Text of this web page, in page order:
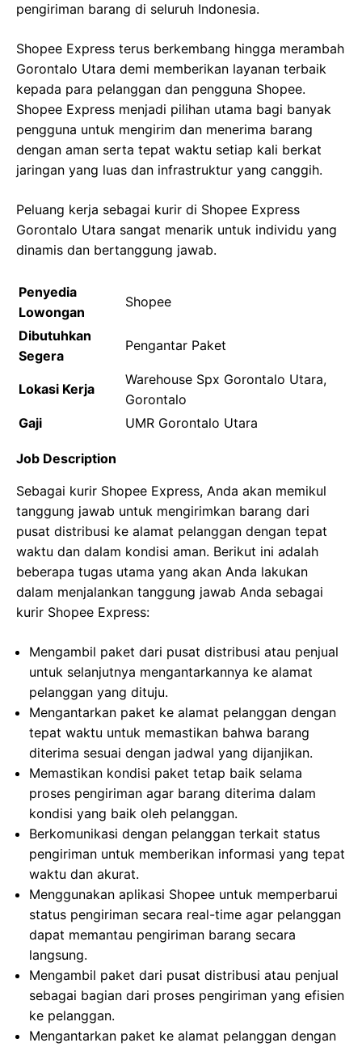
pengiriman barang di seluruh Indonesia.
Shopee Express terus berkembang hingga merambah
Gorontalo Utara demi memberikan layanan terbaik
kepada para pelanggan dan pengguna Shopee.
Shopee Express menjadi pilihan utama bagi banyak
pengguna untuk mengirim dan menerima barang
dengan aman serta tepat waktu setiap kali berkat
jaringan yang luas dan infrastruktur yang canggih.
Peluang kerja sebagai kurir di Shopee Express
Gorontalo Utara sangat menarik untuk individu yang
dinamis dan bertanggung jawab.
Penyedia
Lowongan
Shopee
Dibutuhkan
Segera
Pengantar Paket
Lokasi Kerja
Warehouse Spx Gorontalo Utara,
Gorontalo
Gaji
UMR Gorontalo Utara
Job Description
Sebagai kurir Shopee Express, Anda akan memikul
tanggung jawab untuk mengirimkan barang dari
pusat distribusi ke alamat pelanggan dengan tepat
waktu dan dalam kondisi aman. Berikut ini adalah
beberapa tugas utama yang akan Anda lakukan
dalam menjalankan tanggung jawab Anda sebagai
kurir Shopee Express:
Mengambil paket dari pusat distribusi atau penjual
untuk selanjutnya mengantarkannya ke alamat
pelanggan yang dituju.
Mengantarkan paket ke alamat pelanggan dengan
tepat waktu untuk memastikan bahwa barang
diterima sesuai dengan jadwal yang dijanjikan.
Memastikan kondisi paket tetap baik selama
proses pengiriman agar barang diterima dalam
kondisi yang baik oleh pelanggan.
Berkomunikasi dengan pelanggan terkait status
pengiriman untuk memberikan informasi yang tepat
waktu dan akurat.
Menggunakan aplikasi Shopee untuk memperbarui
status pengiriman secara real-time agar pelanggan
dapat memantau pengiriman barang secara
langsung.
Mengambil paket dari pusat distribusi atau penjual
sebagai bagian dari proses pengiriman yang efisien
ke pelanggan.
Mengantarkan paket ke alamat pelanggan dengan